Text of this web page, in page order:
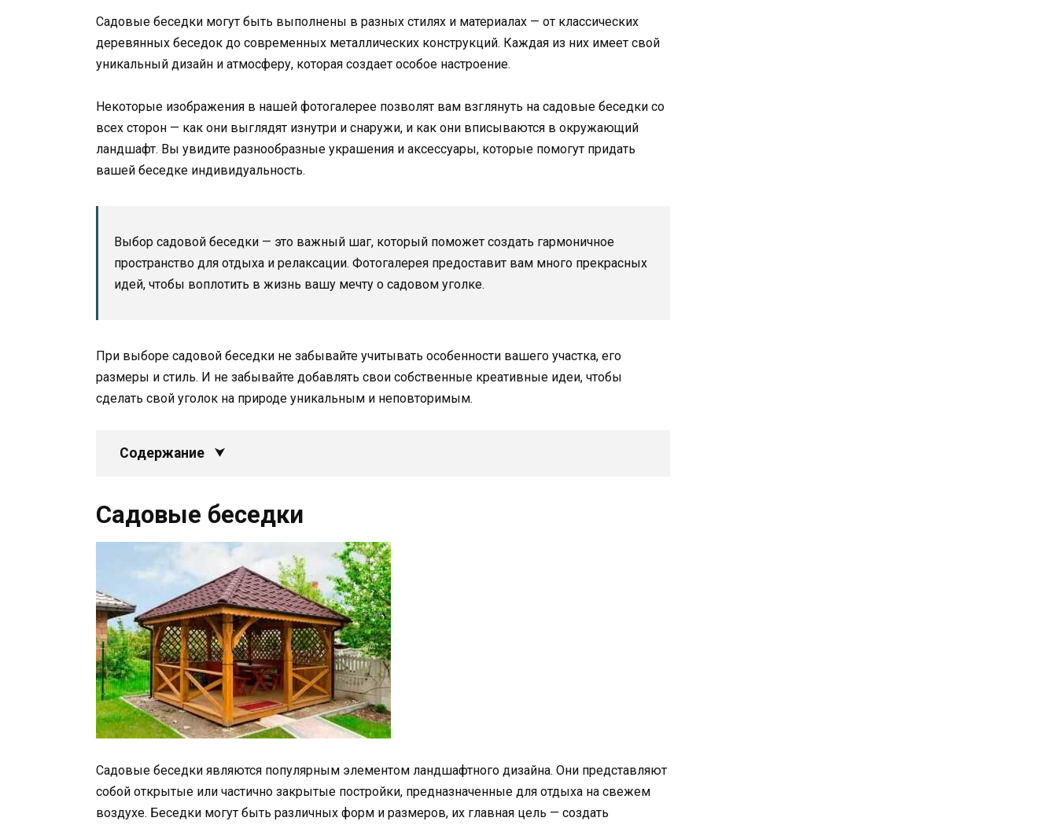
Садовые беседки могут быть выполнены в разных стилях и материалах — от классических
деревянных беседок до современных металлических конструкций. Каждая из них имеет свой
уникальный дизайн и атмосферу, которая создает особое настроение.
Некоторые изображения в нашей фотогалерее позволят вам взглянуть на садовые беседки со
всех сторон — как они выглядят изнутри и снаружи, и как они вписываются в окружающий
ландшафт. Вы увидите разнообразные украшения и аксессуары, которые помогут придать
вашей беседке индивидуальность.
Выбор садовой беседки — это важный шаг, который поможет создать гармоничное
пространство для отдыха и релаксации. Фотогалерея предоставит вам много прекрасных
идей, чтобы воплотить в жизнь вашу мечту о садовом уголке.
При выборе садовой беседки не забывайте учитывать особенности вашего участка, его
размеры и стиль. И не забывайте добавлять свои собственные креативные идеи, чтобы
сделать свой уголок на природе уникальным и неповторимым.
Содержание
Садовые беседки
Садовые беседки являются популярным элементом ландшафтного дизайна. Они представляют
собой открытые или частично закрытые постройки, предназначенные для отдыха на свежем
воздухе. Беседки могут быть различных форм и размеров, их главная цель — создать